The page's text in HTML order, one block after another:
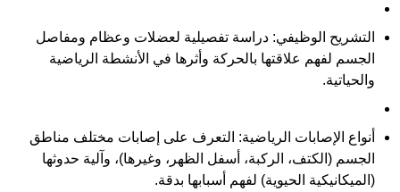
التشريح الوظيفي:
والحياتية.
أنواع الإصابات الرياضية:
(الميكانيكية الحيوية) لفهم أسبابها بدقة.